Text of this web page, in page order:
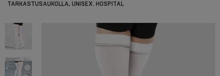
TARKASTUSAUKOLLA, UNISEX. HOSPITAL